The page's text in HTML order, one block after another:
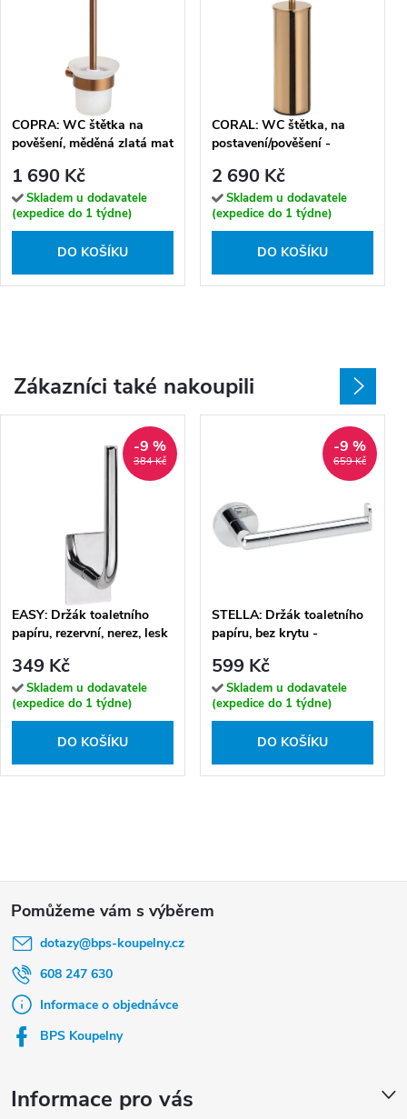
COPRA: WC štětka na
pověšení, měděná zlatá mat
1 690 Kč
Skladem u dodavatele
(expedice do 1 týdne)
DO KOŠÍKU
CORAL: WC štětka, na
postavení/pověšení -
2 690 Kč
Skladem u dodavatele
(expedice do 1 týdne)
DO KOŠÍKU
Zákazníci také nakoupili
384 Kč
-9 %
EASY: Držák toaletního
papíru, rezervní, nerez, lesk
349 Kč
Skladem u dodavatele
(expedice do 1 týdne)
DO KOŠÍKU
659 Kč
-9 %
STELLA: Držák toaletního
papíru, bez krytu -
599 Kč
Skladem u dodavatele
(expedice do 1 týdne)
DO KOŠÍKU
dotazy@bps-koupelny.cz
608 247 630
Informace o objednávce
BPS Koupelny
Informace pro vás